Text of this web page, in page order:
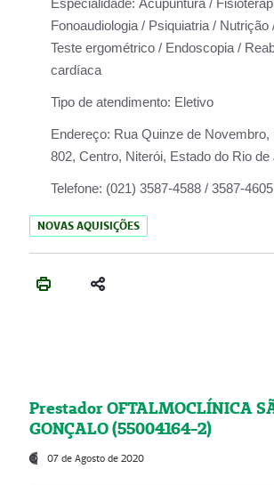
Especialidade: Acupuntura /
Fonoaudiologia / Psiquiatria / Nutrição
Teste ergométrico / Endoscopia /
cardíaca
Tipo de atendimento: Eletivo
Endereço: Rua Quinze de Novembro,
802, Centro, Niterói, Estado do Rio de
Telefone: (021) 3587-4588 / 3587-
NOVAS AQUISIÇÕES
Prestador OFTALMOCLÍNICA
GONÇALO (55004164-2)
07 de Agosto de 2020